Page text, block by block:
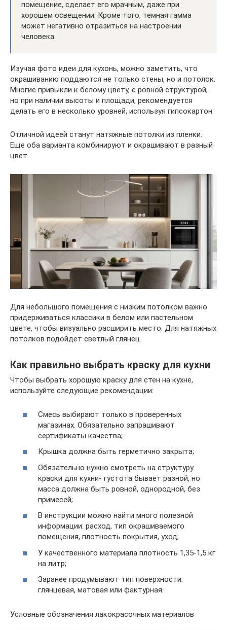
помещение, сделает его мрачным, даже при
хорошем освещении. Кроме того, темная гамма
может негативно отразиться на настроении
человека.
Изучая фото идеи для кухонь, можно заметить, что
окрашиванию поддаются не только стены, но и потолок.
Многие привыкли к белому цвету, с ровной структурой,
но при наличии высоты и площади, рекомендуется
делать его в несколько уровней, используя гипсокартон.
Отличной идеей станут натяжные потолки из пленки.
Еще оба варианта комбинируют и окрашивают в разный
цвет.
Для небольшого помещения с низким потолком важно
придерживаться классики в белом или пастельном
цвете, чтобы визуально расширить место. Для натяжных
потолков подойдет светлый глянец.
Как правильно выбрать краску для кухни
Чтобы выбрать хорошую краску для стен на кухне,
используйте следующие рекомендации:
Смесь выбирают только в проверенных
магазинах. Обязательно запрашивают
сертификаты качества;
Крышка должна быть герметично закрыта;
Обязательно нужно смотреть на структуру
краски для кухни- густота бывает разной, но
масса должна быть ровной, однородной, без
примесей;
В инструкции можно найти много полезной
информации: расход, тип окрашиваемого
помещения, плотность покрытия, уход;
У качественного материала плотность 1,35-1,5 кг
на литр;
Заранее продумывают тип поверхности:
глянцевая, матовая или фактурная.
Условные обозначения лакокрасочных материалов